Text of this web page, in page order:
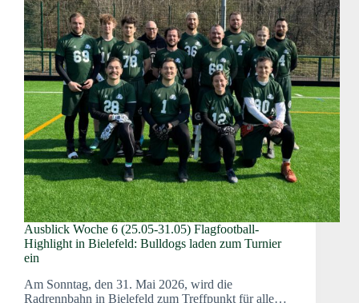
Ausblick Woche 6 (25.05-31.05) Flagfootball-
Highlight in Bielefeld: Bulldogs laden zum Turnier
ein
Am Sonntag, den 31. Mai 2026, wird die
Radrennbahn in Bielefeld zum Treffpunkt für alle…